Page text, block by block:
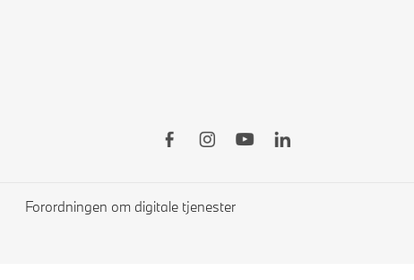
Forordningen om digitale tjenester